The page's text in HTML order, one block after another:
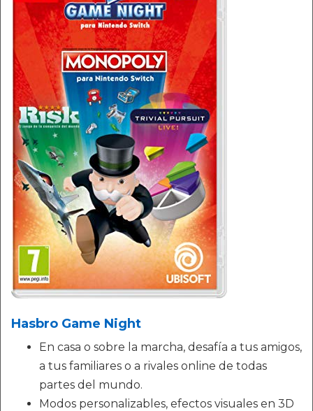
Hasbro Game Night
En casa o sobre la marcha, desafía a tus amigos,
a tus familiares o a rivales online de todas
partes del mundo.
Modos personalizables, efectos visuales en 3D